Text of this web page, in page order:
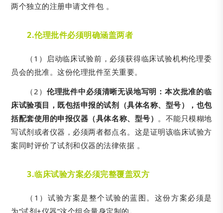
两个独立的注册申请文件包 。
2.伦理批件必须明确涵盖两者
（1）启动临床试验前，必须获得临床试验机构伦理委
员会的批准。这份伦理批件至关重要。
（2） 伦理批件中必须清晰无误地写明：本次批准的临
床试验项目，既包括申报的试剂（具体名称、型号），也包
括配套使用的申报仪器（具体名称、型号） 。不能只模糊地
写试剂或者仪器，必须两者都点名。这是证明该临床试验方
案同时评价了试剂和仪器的法律依据 。
3.临床试验方案必须完整覆盖双方
（1）试验方案是整个试验的蓝图。这份方案必须是
为“试剂+仪器”这个组合量身定制的。